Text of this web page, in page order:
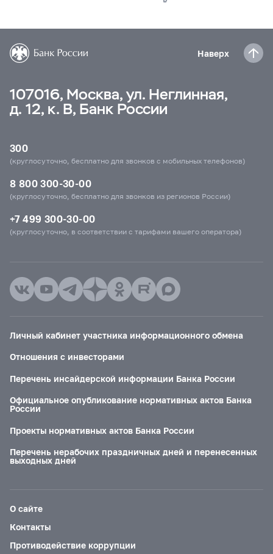
Наверх
107016, Москва, ул. Неглинная,
д. 12, к. В, Банк России
300
(круглосуточно, бесплатно для звонков с мобильных телефонов)
8 800 300-30-00
(круглосуточно, бесплатно для звонков из регионов России)
+7 499 300-30-00
(круглосуточно, в соответствии с тарифами вашего оператора)
Личный кабинет участника информационного обмена
Отношения с инвесторами
Перечень инсайдерской информации Банка России
Официальное опубликование нормативных актов Банка
России
Проекты нормативных актов Банка России
Перечень нерабочих праздничных дней и перенесенных
выходных дней
О сайте
Контакты
Противодействие коррупции